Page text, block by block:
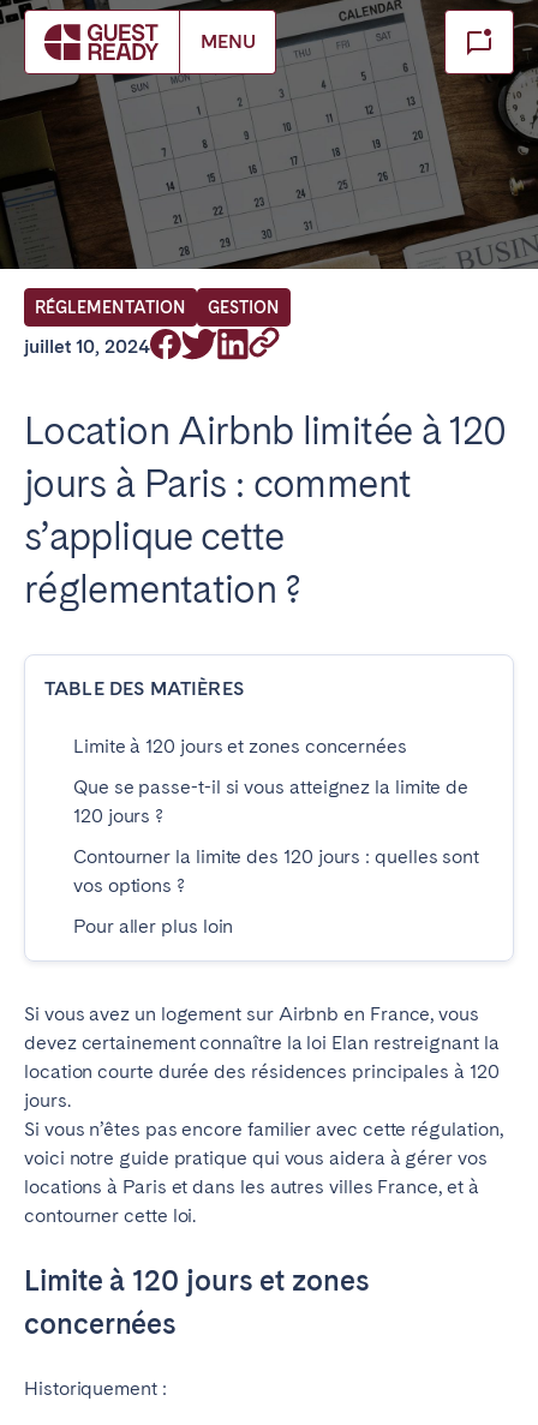
MENU
Make booking
RÉGLEMENTATION GESTION
juillet 10, 2024
Location Airbnb limitée à 120
jours à Paris : comment
s’applique cette
réglementation ?
TABLE DES MATIÈRES
Limite à 120 jours et zones concernées
Que se passe-t-il si vous atteignez la limite de
120 jours ?
Contourner la limite des 120 jours : quelles sont
vos options ?
Pour aller plus loin
Si vous avez un logement sur Airbnb en France, vous
devez certainement connaître la loi Elan restreignant la
location courte durée des résidences principales à 120
jours.
Si vous n’êtes pas encore familier avec cette régulation,
voici notre guide pratique qui vous aidera à gérer vos
locations à Paris et dans les autres villes France, et à
contourner cette loi.
Limite à 120 jours et zones
concernées
Historiquement :
Fermer
FR Select service of interest
Trouvez votre emplacement
ANGLETERRE
Londres
ÉMIRATS ARABES UNIS
Dubaï
ESPAGNE
Barcelone
Madrid
Saint-Sébastien
Bassin d’Arcachon
Cannes
Lille
PORTUGAL
Aveiro
Beja
Braga
Évora
Leiria
Lisbonne
Madère
Porto
ROYAUME-UNI